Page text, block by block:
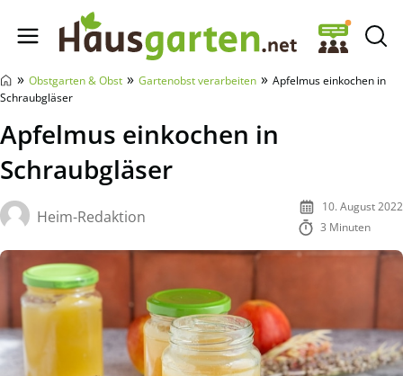
Hausgarten.net
» Obstgarten & Obst » Gartenobst verarbeiten » Apfelmus einkochen in
Schraubgläser
Apfelmus einkochen in
Schraubgläser
Heim-Redaktion
10. August 2022
3 Minuten